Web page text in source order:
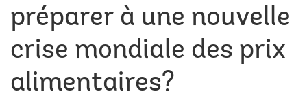
préparer à une nouvelle
crise mondiale des prix
alimentaires?